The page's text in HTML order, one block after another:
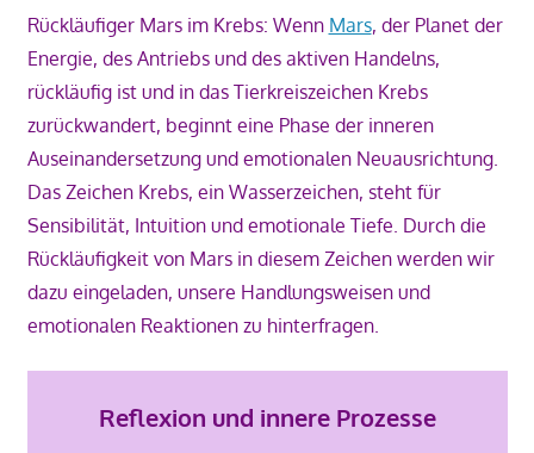
Rückläufiger Mars im Krebs: Wenn Mars, der Planet der
Energie, des Antriebs und des aktiven Handelns,
rückläufig ist und in das Tierkreiszeichen Krebs
zurückwandert, beginnt eine Phase der inneren
Auseinandersetzung und emotionalen Neuausrichtung.
Das Zeichen Krebs, ein Wasserzeichen, steht für
Sensibilität, Intuition und emotionale Tiefe. Durch die
Rückläufigkeit von Mars in diesem Zeichen werden wir
dazu eingeladen, unsere Handlungsweisen und
emotionalen Reaktionen zu hinterfragen.
Reflexion und innere Prozesse